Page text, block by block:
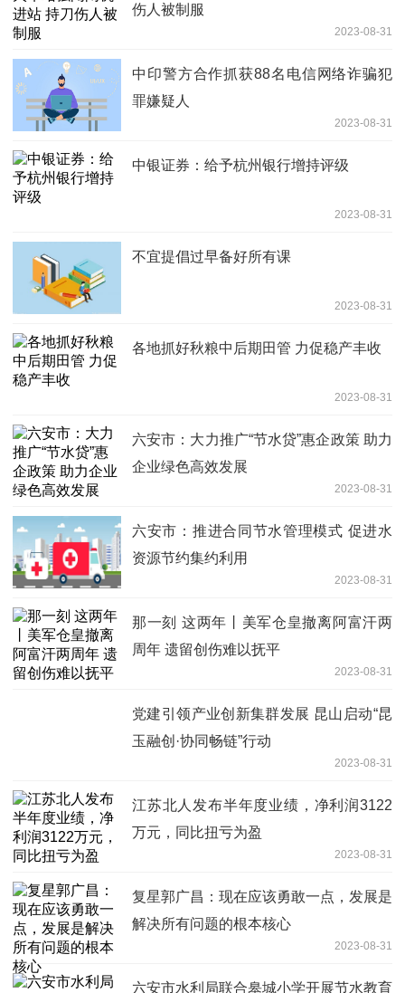
伤人被制服
2023-08-31
中印警方合作抓获88名电信网络诈骗犯
罪嫌疑人
2023-08-31
中银证券：给予杭州银行增持评级
2023-08-31
不宜提倡过早备好所有课
2023-08-31
各地抓好秋粮中后期田管 力促稳产丰收
2023-08-31
六安市：大力推广“节水贷”惠企政策 助力
企业绿色高效发展
2023-08-31
六安市：推进合同节水管理模式 促进水
资源节约集约利用
2023-08-31
那一刻 这两年丨美军仓皇撤离阿富汗两
周年 遗留创伤难以抚平
2023-08-31
党建引领产业创新集群发展 昆山启动“昆
玉融创·协同畅链”行动
2023-08-31
江苏北人发布半年度业绩，净利润3122
万元，同比扭亏为盈
2023-08-31
复星郭广昌：现在应该勇敢一点，发展是
解决所有问题的根本核心
2023-08-31
六安市水利局联合皋城小学开展节水教育